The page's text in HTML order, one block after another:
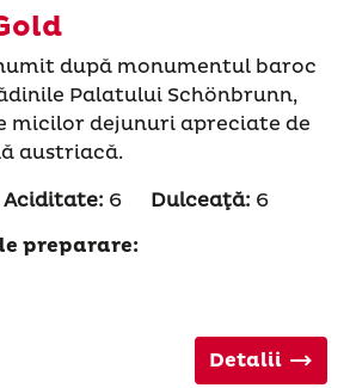
după monumentul baroc
Palatului Schönbrunn,
micilor dejunuri apreciate de
austriacă.
Aciditate: 6 Dulceaţă: 6
preparare:
Detalii